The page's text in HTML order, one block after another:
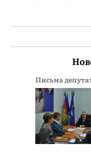
Письма